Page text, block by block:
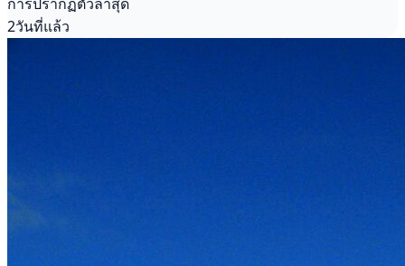
2วันที่แล้ว